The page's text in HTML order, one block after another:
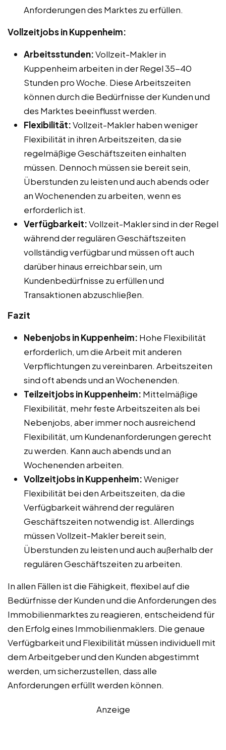
Anforderungen des Marktes zu erfüllen.
Vollzeitjobs in Kuppenheim:
Arbeitsstunden:Vollzeit-Makler in
Kuppenheim arbeiten in der Regel 35-40
Stunden pro Woche. Diese Arbeitszeiten
können durch die Bedürfnisse der Kunden und
des Marktes beeinflusst werden.
Flexibilität:Vollzeit-Makler haben weniger
Flexibilität in ihren Arbeitszeiten, da sie
regelmäßige Geschäftszeiten einhalten
müssen. Dennoch müssen sie bereit sein,
Überstunden zu leisten und auch abends oder
an Wochenenden zu arbeiten, wenn es
erforderlich ist.
Verfügbarkeit:Vollzeit-Makler sind in der Regel
während der regulären Geschäftszeiten
vollständig verfügbar und müssen oft auch
darüber hinaus erreichbar sein, um
Kundenbedürfnisse zu erfüllen und
Transaktionen abzuschließen.
Fazit
Nebenjobs in Kuppenheim: Hohe Flexibilität
erforderlich, um die Arbeit mit anderen
Verpflichtungen zu vereinbaren. Arbeitszeiten
sind oft abends und an Wochenenden.
Teilzeitjobs in Kuppenheim: Mittelmäßige
Flexibilität, mehr feste Arbeitszeiten als bei
Nebenjobs, aber immer noch ausreichend
Flexibilität, um Kundenanforderungen gerecht
zu werden. Kann auch abends und an
Wochenenden arbeiten.
Vollzeitjobs in Kuppenheim:Weniger
Flexibilität bei den Arbeitszeiten, da die
Verfügbarkeit während der regulären
Geschäftszeiten notwendig ist. Allerdings
müssen Vollzeit-Makler bereit sein,
Überstunden zu leisten und auch außerhalb der
regulären Geschäftszeiten zu arbeiten.
In allen Fällen ist die Fähigkeit, flexibel auf die
Bedürfnisse der Kunden und die Anforderungen des
Immobilienmarktes zu reagieren, entscheidend für
den Erfolg eines Immobilienmaklers. Die genaue
Verfügbarkeit und Flexibilität müssen individuell mit
dem Arbeitgeber und den Kunden abgestimmt
werden, um sicherzustellen, dass alle
Anforderungen erfüllt werden können.
Anzeige